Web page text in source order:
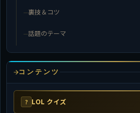
裏技＆コツ
話題のテーマ
コンテンツ
? LOL クイズ